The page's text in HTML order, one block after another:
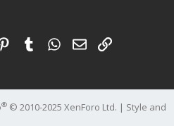
PinterestTumblrWhatsApp
電子郵件
連結
® © 2010-2025 XenForo Ltd. | Style and